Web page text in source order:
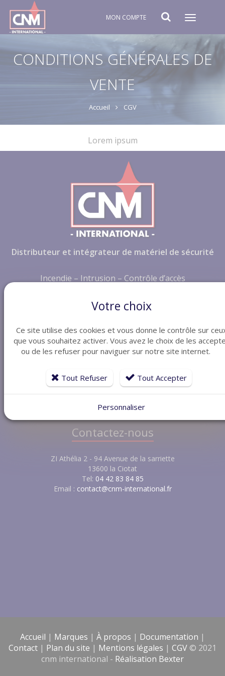
MON COMPTE
Toggle
CONDITIONS GÉNÉRALES DE
VENTE
Accueil CGV
Lorem ipsum
Distributeur et intégrateur de matériel de sécurité
Incendie – Intrusion – Contrôle d’accès
Expertise technique
Réactivité
Services
Garantie
Contactez-nous
ZI Athélia 2 - 94 Avenue de la sarriette
13600 la Ciotat
Tel: 04 42 83 84 85
Email : contact@cnm-international.fr
Accueil | Marques | À propos | Documentation |
Contact | Plan du site | Mentions légales | CGV © 2021
cnm international - Réalisation Bexter
Votre choix
Ce site utilise des cookies et vous donne le contrôle sur
que vous souhaitez activer. Vous avez le choix de les
ou de les refuser pour naviguer sur notre site internet.
Tout Refuser Tout Accepter
Personnaliser